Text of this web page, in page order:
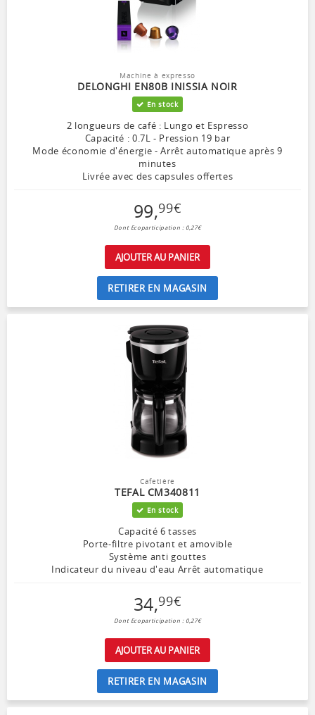
Machine à expresso
DELONGHI EN80B INISSIA NOIR
En stock
2 longueurs de café : Lungo et Espresso
Capacité : 0.7L - Pression 19 bar
Mode économie d'énergie - Arrêt automatique après 9
minutes
Livrée avec des capsules offertes
99,99€
Dont Ecoparticipation : 0,27€
AJOUTER AU PANIER
RETIRER EN MAGASIN
Cafetière
TEFAL CM340811
En stock
Capacité 6 tasses
Porte-filtre pivotant et amovible
Système anti gouttes
Indicateur du niveau d'eau Arrêt automatique
34,99€
Dont Ecoparticipation : 0,27€
AJOUTER AU PANIER
RETIRER EN MAGASIN